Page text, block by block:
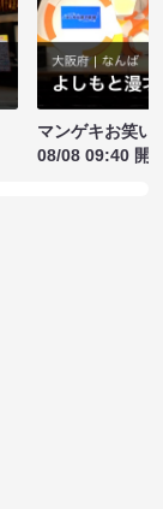
マンゲキお笑い
08/08 09:40 開